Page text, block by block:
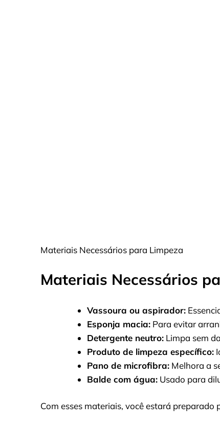
Materiais Necessários para Limpeza
Materiais Necessários
Vassoura ou aspirador:
Esponja macia: Para evitar
Detergente neutro: Limpa sem
Produto de limpeza específico:
Pano de microfibra: Melhora a
Balde com água: Usado para
Com esses materiais, você estará preparado